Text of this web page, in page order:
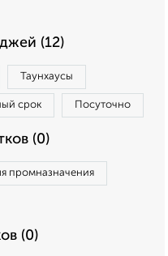
(12)
Таунхаусы
срок Посуточно
(0)
промназначения
(0)